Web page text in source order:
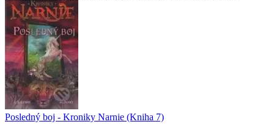
Posledný boj - Kroniky Narnie (Kniha 7)